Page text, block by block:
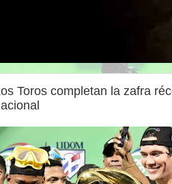
Toros completan la zafra